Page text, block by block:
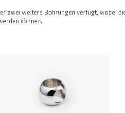
zwei weitere Bohrungen verfügt, wobei
können.